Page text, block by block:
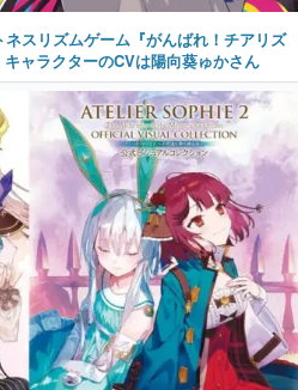
スリズムゲーム『がんばれ！チアリズ
ャラクターのCVは陽向葵ゅかさん